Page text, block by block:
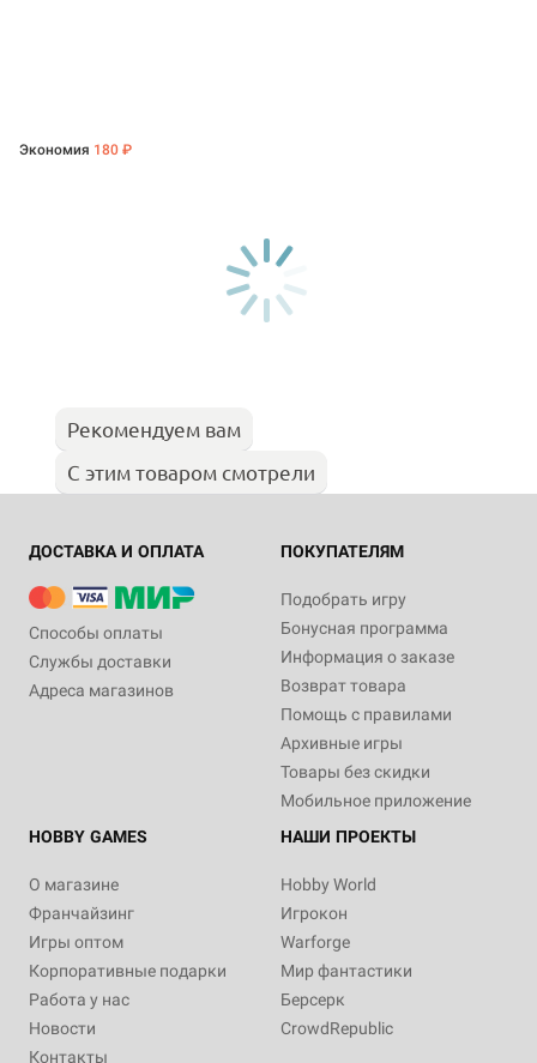
Экономия 180 ₽
Рекомендуем вам
С этим товаром смотрели
ДОСТАВКА И ОПЛАТА
Способы оплаты
Службы доставки
Адреса магазинов
ПОКУПАТЕЛЯМ
Подобрать игру
Бонусная программа
Информация о заказе
Возврат товара
Помощь с правилами
Архивные игры
Товары без скидки
Мобильное приложение
HOBBY GAMES
О магазине
Франчайзинг
Игры оптом
Корпоративные подарки
Работа у нас
Новости
Контакты
НАШИ ПРОЕКТЫ
Hobby World
Игрокон
Warforge
Мир фантастики
Берсерк
CrowdRepublic